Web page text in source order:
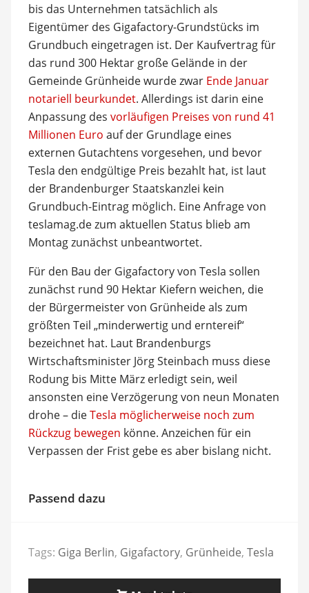
bis das Unternehmen tatsächlich als
Eigentümer des Gigafactory-Grundstücks im
Grundbuch eingetragen ist. Der Kaufvertrag für
das rund 300 Hektar große Gelände in der
Gemeinde Grünheide wurde zwar Ende Januar
notariell beurkundet. Allerdings ist darin eine
Anpassung des vorläufigen Preises von rund 41
Millionen Euro auf der Grundlage eines
externen Gutachtens vorgesehen, und bevor
Tesla den endgültige Preis bezahlt hat, ist laut
der Brandenburger Staatskanzlei kein
Grundbuch-Eintrag möglich. Eine Anfrage von
teslamag.de zum aktuellen Status blieb am
Montag zunächst unbeantwortet.
Für den Bau der Gigafactory von Tesla sollen
zunächst rund 90 Hektar Kiefern weichen, die
der Bürgermeister von Grünheide als zum
größten Teil „minderwertig und erntereif“
bezeichnet hat. Laut Brandenburgs
Wirtschaftsminister Jörg Steinbach muss diese
Rodung bis Mitte März erledigt sein, weil
ansonsten eine Verzögerung von neun Monaten
drohe – dieTesla möglicherweise noch zum
Rückzug bewegen könne. Anzeichen für ein
Verpassen der Frist gebe es aber bislang nicht.
Passend dazu
Tags: Giga Berlin, Gigafactory, Grünheide, Tesla